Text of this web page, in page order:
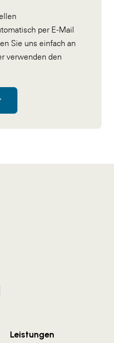
per E-Mail
Sie uns einfach an
verwenden den
Leistungen